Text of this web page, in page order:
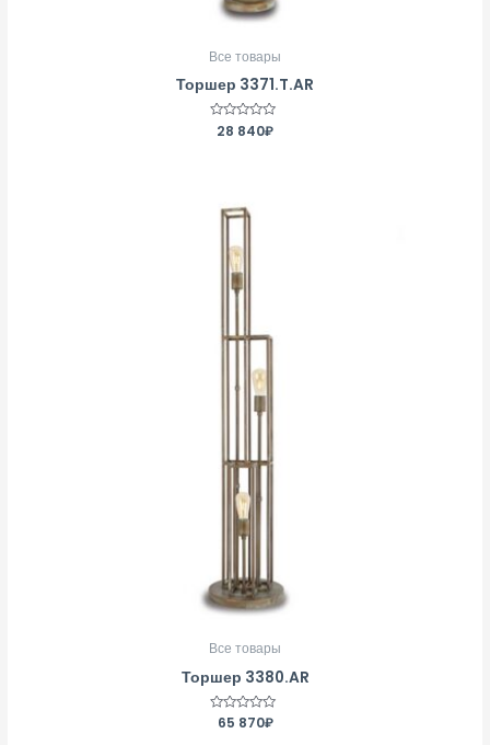
Все товары
Торшер 3371.T.AR
Оценка
28 840₽
Все товары
Торшер 3380.AR
Оценка
65 870₽